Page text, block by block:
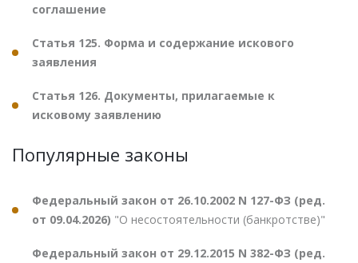
соглашение
Статья 125. Форма и содержание искового
заявления
Статья 126. Документы, прилагаемые к
исковому заявлению
Популярные законы
Федеральный закон от 26.10.2002 N 127-ФЗ (ред.
от 09.04.2026) "О несостоятельности (банкротстве)"
Федеральный закон от 29.12.2015 N 382-ФЗ (ред.